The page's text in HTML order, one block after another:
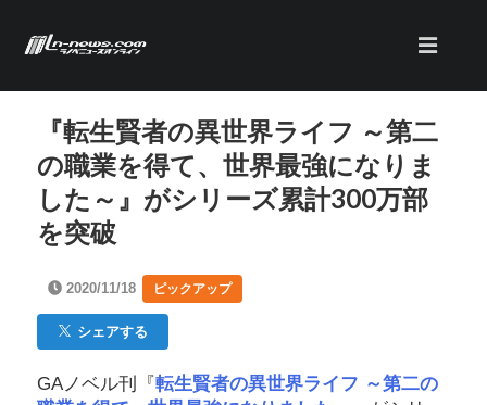
『転生賢者の異世界ライフ ～第二
の職業を得て、世界最強になりま
した～』がシリーズ累計300万部
を突破
2020/11/18 ピックアップ
シェアする
GAノベル刊『 転生賢者の異世界ライフ ～第二の